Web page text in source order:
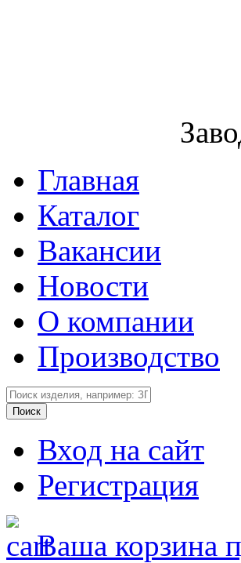
Главная
Каталог
Вакансии
Новости
О компании
Производство
Вход на сайт
Регистрация
Ваша корзина